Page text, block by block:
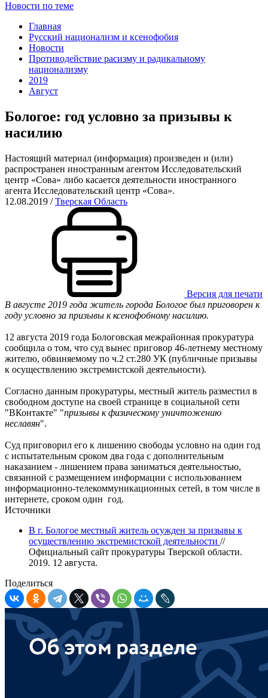
Новости по теме
Главная
Русский национализм и ксенофобия
Новости
Противодействие расизму и радикальному
национализму
2019
Август
Бологое: год условно за призывы к
насилию
Настоящий материал (информация) произведен и (или)
распространен иностранным агентом Исследовательский
центр «Сова» либо касается деятельности иностранного
агента Исследовательский центр «Сова».
12.08.2019 /Тверская Область
Версия для печати
В августе 2019 года житель города Бологое был приговорен к
году условно за призывы к ксенофобному насилию.
12 августа 2019 года Бологовская межрайонная прокуратура
сообщила о том, что суд вынес приговор 46-летнему местному
жителю, обвиняемому по ч.2 ст.280 УК (публичные призывы
к осуществлению экстремистской деятельности).
Согласно данным прокуратуры, местный житель разместил в
свободном доступе на своей странице в социальной сети
"ВКонтакте" "призывы к физическому уничтожению
неславян".
Суд приговорил его к лишению свободы условно на один год
с испытательным сроком два года с дополнительным
наказанием - лишением права заниматься деятельностью,
связанной с размещением информации с использованием
информационно-телекоммуникационных сетей, в том числе в
интернете, сроком один год.
Источники
В г. Бологое местный житель осужден за призывы к
осуществлению экстремистской деятельности //
Официальный сайт прокуратуры Тверской области.
2019. 12 августа.
Поделиться